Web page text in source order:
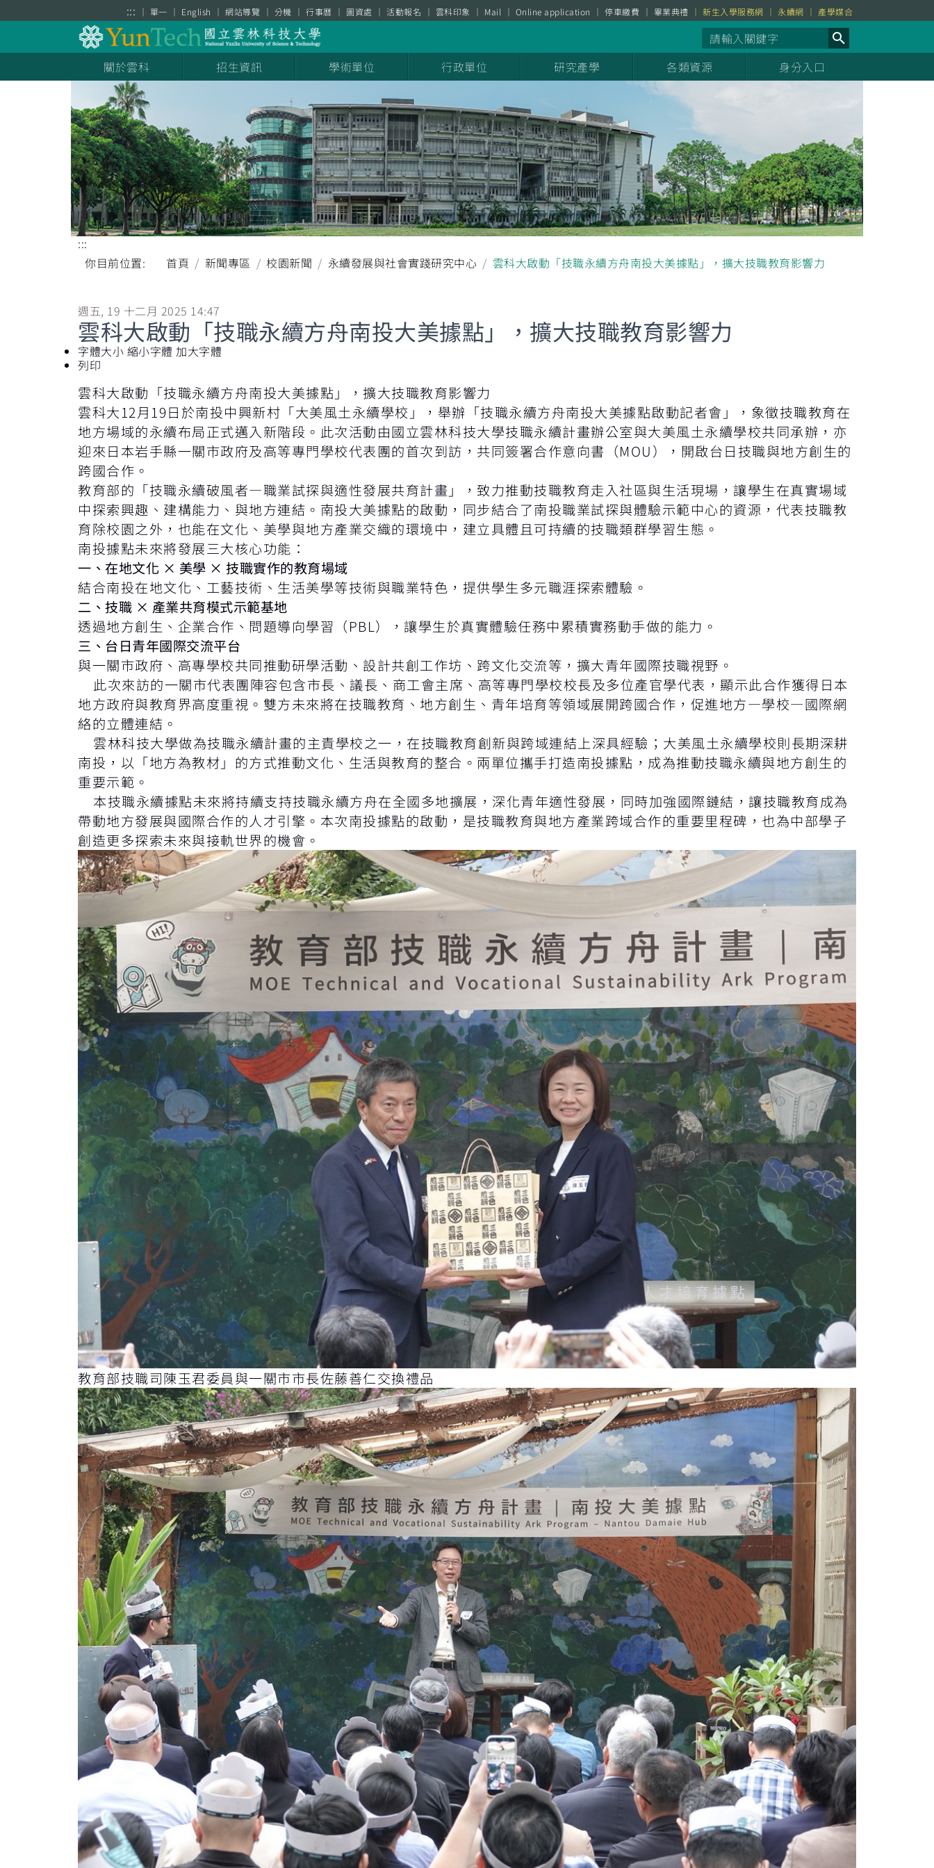
::: 單一 English 網站導覽 分機 行事曆 圖資處 活動報名 雲科印象 Mail Online application 停車繳費 畢業典禮 新生入學服務網 永續網 產學媒合
關於雲科 招生資訊 學術單位 行政單位 研究產學 各類資源 身分入口
:::
你目前位置:
首頁 新聞專區 校園新聞 永續發展與社會實踐研究中心 雲科大啟動「技職永續方舟南投大美據點」，擴大技職教育影響力
週五, 19 十二月 2025 14:47
雲科大啟動「技職永續方舟南投大美據點」，擴大技職教育影響力
字體大小 縮小字體 加大字體
列印
雲科大啟動「技職永續方舟南投大美據點」，擴大技職教育影響力
雲科大12月19日於南投中興新村「大美風土永續學校」，舉辦「技職永續方舟南投大美據點啟動記者會」，象徵技職教育在
地方場域的永續布局正式邁入新階段。此次活動由國立雲林科技大學技職永續計畫辦公室與大美風土永續學校共同承辦，亦
迎來日本岩手縣一關市政府及高等專門學校代表團的首次到訪，共同簽署合作意向書（MOU），開啟台日技職與地方創生的
跨國合作。
教育部的「技職永續破風者—職業試探與適性發展共育計畫」，致力推動技職教育走入社區與生活現場，讓學生在真實場域
中探索興趣、建構能力、與地方連結。南投大美據點的啟動，同步結合了南投職業試探與體驗示範中心的資源，代表技職教
育除校園之外，也能在文化、美學與地方產業交織的環境中，建立具體且可持續的技職類群學習生態。
南投據點未來將發展三大核心功能：
一、在地文化 × 美學 × 技職實作的教育場域
結合南投在地文化、工藝技術、生活美學等技術與職業特色，提供學生多元職涯探索體驗。
二、技職 × 產業共育模式示範基地
透過地方創生、企業合作、問題導向學習（PBL），讓學生於真實體驗任務中累積實務動手做的能力。
三、台日青年國際交流平台
與一關市政府、高專學校共同推動研學活動、設計共創工作坊、跨文化交流等，擴大青年國際技職視野。
此次來訪的一關市代表團陣容包含市長、議長、商工會主席、高等專門學校校長及多位產官學代表，顯示此合作獲得日本
地方政府與教育界高度重視。雙方未來將在技職教育、地方創生、青年培育等領域展開跨國合作，促進地方—學校—國際網
絡的立體連結。
雲林科技大學做為技職永續計畫的主責學校之一，在技職教育創新與跨域連結上深具經驗；大美風土永續學校則長期深耕
南投，以「地方為教材」的方式推動文化、生活與教育的整合。兩單位攜手打造南投據點，成為推動技職永續與地方創生的
重要示範。
本技職永續據點未來將持續支持技職永續方舟在全國多地擴展，深化青年適性發展，同時加強國際鏈結，讓技職教育成為
帶動地方發展與國際合作的人才引擎。本次南投據點的啟動，是技職教育與地方產業跨域合作的重要里程碑，也為中部學子
創造更多探索未來與接軌世界的機會。
教育部技職司陳玉君委員與一關市市長佐藤善仁交換禮品